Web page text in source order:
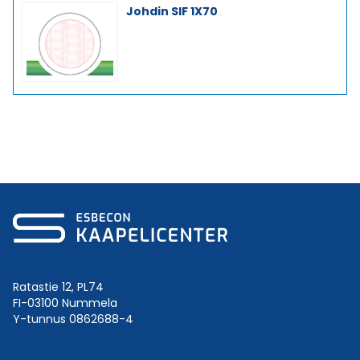
Johdin SIF 1X70
Ratastie 12, PL74
FI-03100 Nummela
Y-tunnus 0862688-4